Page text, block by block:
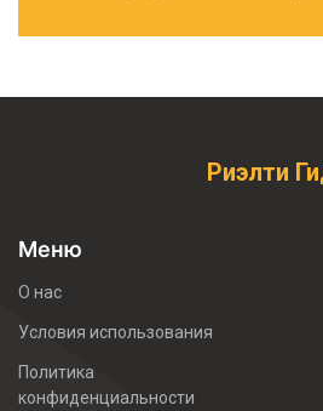
Риэлти
Меню
О нас
Условия использования
Политика
конфиденциальности